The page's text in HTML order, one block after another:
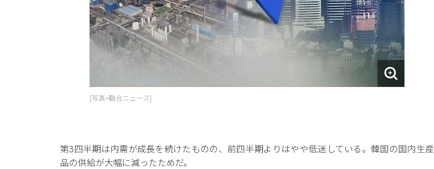
[写真=聯合ニュース]
第3四半期は内需が成長を続けたものの、前四半期よりはやや低迷している。韓国の国内生産
品の供給が大幅に減ったためだ。